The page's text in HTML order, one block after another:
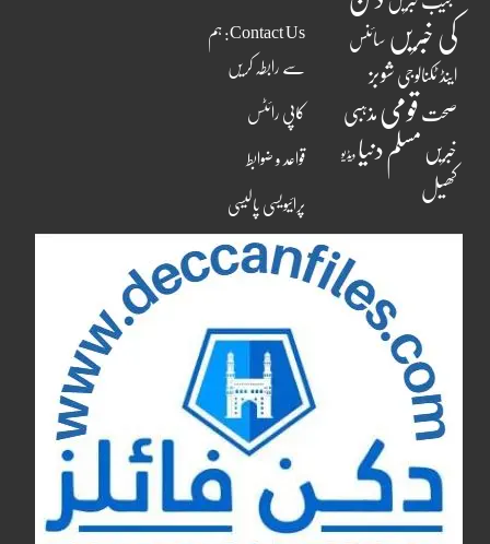
کی خبریں سائنس
اینڈ ٹکنالوجی شوبز
صحت قومی مذہبی
خبریں مسلم دنیا ویڈیو
کھیل
Contact Us: ہم
سے رابطہ کریں
کاپی رائٹس
قواعد و ضوابط
پرائیویسی پالیسی